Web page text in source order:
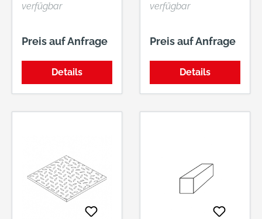
verfügbar
Preis auf Anfrage
Details
verfügbar
Preis auf Anfrage
Details